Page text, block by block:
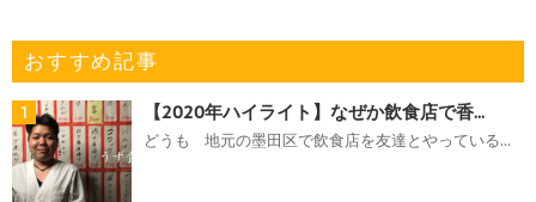
おすすめ記事
1 【2020年ハイライト】なぜか飲食店で香...
どうも 地元の墨田区で飲食店を友達とやっている...